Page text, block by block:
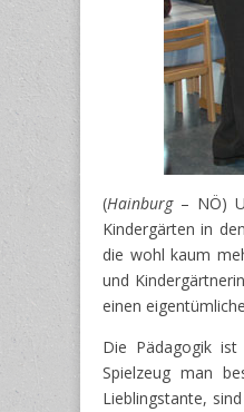
(Hainburg– NÖ)
Kindergärten in
die wohl kaum
und
einen
Die Pädagogik
Spielzeug man
Lieblingstante,